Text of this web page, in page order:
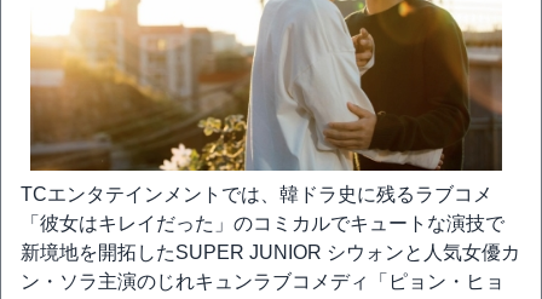
TCエンタテインメントでは、韓ドラ史に残るラブコメ
「彼女はキレイだった」のコミカルでキュートな演技で
新境地を開拓したSUPER JUNIOR シウォンと人気女優カ
ン・ソラ主演のじれキュンラブコメディ「ピョン・ヒョ